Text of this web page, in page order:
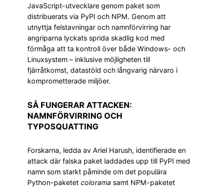
JavaScript-utvecklare genom paket som
distribuerats via PyPI och NPM. Genom att
utnyttja felstavningar och namnförvirring har
angriparna lyckats sprida skadlig kod med
förmåga att ta kontroll över både Windows- och
Linuxsystem – inklusive möjligheten till
fjärråtkomst, datastöld och långvarig närvaro i
komprometterade miljöer.
SÅ FUNGERAR ATTACKEN:
NAMNFÖRVIRRING OCH
TYPOSQUATTING
Forskarna, ledda av Ariel Harush, identifierade en
attack där falska paket laddades upp till PyPI med
namn som starkt påminde om det populära
Python-paketet colorama samt NPM-paketet